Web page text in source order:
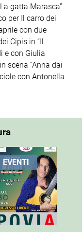
gatta Marasca”
per Il carro dei
con due
Cipis in “Il
e con Giulia
scena “Anna dai
con Antonella
EVENTI